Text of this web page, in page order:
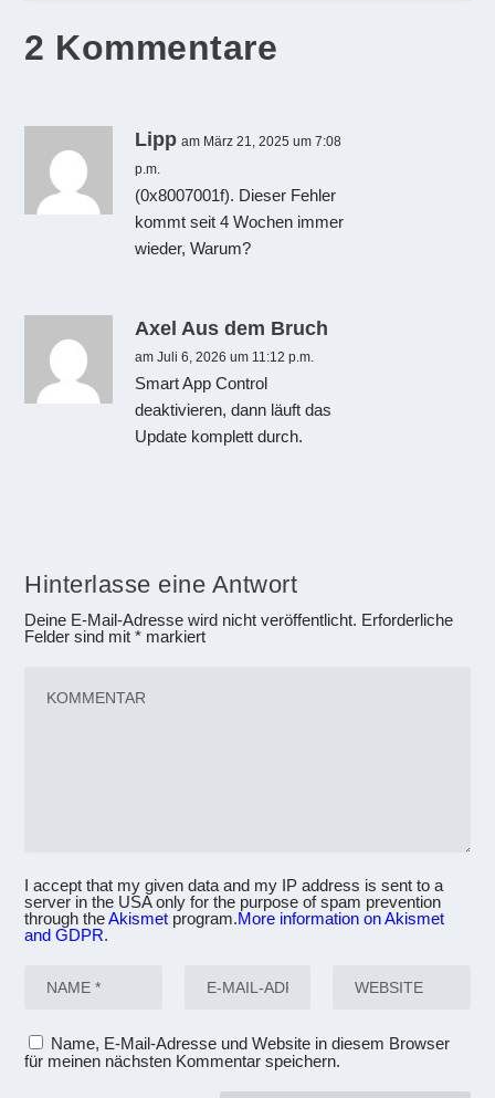
2 Kommentare
Lipp am März 21, 2025 um 7:08
p.m.
(0x8007001f). Dieser Fehler
kommt seit 4 Wochen immer
wieder, Warum?
Axel Aus dem Bruch
am Juli 6, 2026 um 11:12 p.m.
Smart App Control
deaktivieren, dann läuft das
Update komplett durch.
Hinterlasse eine Antwort
Deine E-Mail-Adresse wird nicht veröffentlicht. Erforderliche
Felder sind mit* markiert
I accept that my given data and my IP address is sent to a
server in the USA only for the purpose of spam prevention
through theAkismet program.More information on Akismet
and GDPR.
Name, E-Mail-Adresse und Website in diesem Browser
für meinen nächsten Kommentar speichern.